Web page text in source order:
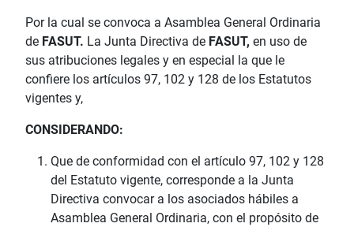
Por la cual se convoca a Asamblea General Ordinaria
de FASUT. La Junta Directiva de FASUT, en uso de
sus atribuciones legales y en especial la que le
confiere los artículos 97, 102 y 128 de los Estatutos
vigentes y,
CONSIDERANDO:
Que de conformidad con el artículo 97, 102 y 128
del Estatuto vigente, corresponde a la Junta
Directiva convocar a los asociados hábiles a
Asamblea General Ordinaria, con el propósito de